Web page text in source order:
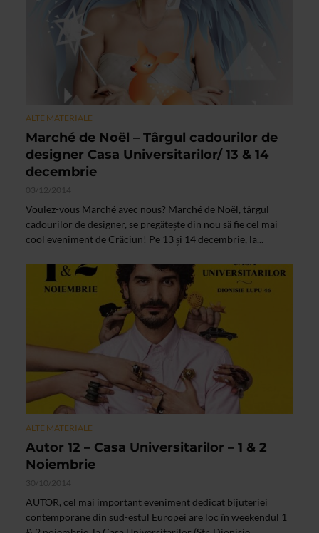
ALTE MATERIALE
Marché de Noël – Târgul cadourilor de
designer Casa Universitarilor/ 13 & 14
decembrie
03/12/2014
Voulez-vous Marché avec nous? Marché de Noël, târgul
cadourilor de designer, se pregătește din nou să fie cel mai
cool eveniment de Crăciun! Pe 13 și 14 decembrie, la...
ALTE MATERIALE
Autor 12 – Casa Universitarilor – 1 & 2
Noiembrie
30/10/2014
AUTOR, cel mai important eveniment dedicat bijuteriei
contemporane din sud-estul Europei are loc în weekendul 1